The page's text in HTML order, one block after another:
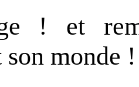
! et
monde !